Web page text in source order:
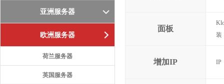
亚洲服务器
欧洲服务器
荷兰服务器
英国服务器
面板
装
增加IP IP